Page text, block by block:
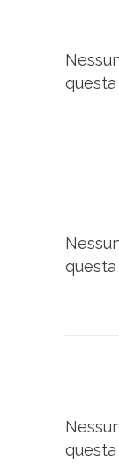
questa
questa
questa